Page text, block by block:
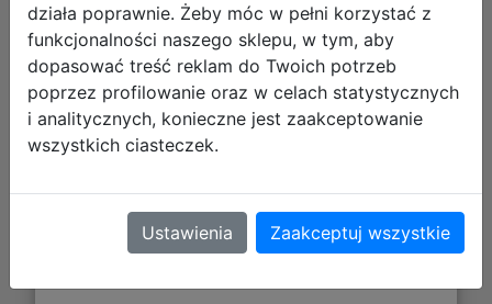
BrainBox - Nauka
działa poprawnie. Żeby móc w pełni korzystać z
funkcjonalności naszego sklepu, w tym, aby
dopasować treść reklam do Twoich potrzeb
poprzez profilowanie oraz w celach statystycznych
i analitycznych, konieczne jest zaakceptowanie
wszystkich ciasteczek.
Ustawienia Zaakceptuj wszystkie